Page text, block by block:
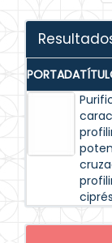
PORTADA
ciprés